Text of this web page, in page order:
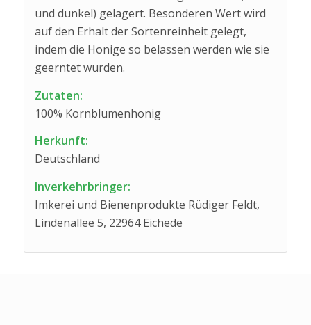
und dunkel) gelagert. Besonderen Wert wird
auf den Erhalt der Sortenreinheit gelegt,
indem die Honige so belassen werden wie sie
geerntet wurden.
Zutaten:
100% Kornblumenhonig
Herkunft:
Deutschland
Inverkehrbringer:
Imkerei und Bienenprodukte Rüdiger Feldt,
Lindenallee 5, 22964 Eichede